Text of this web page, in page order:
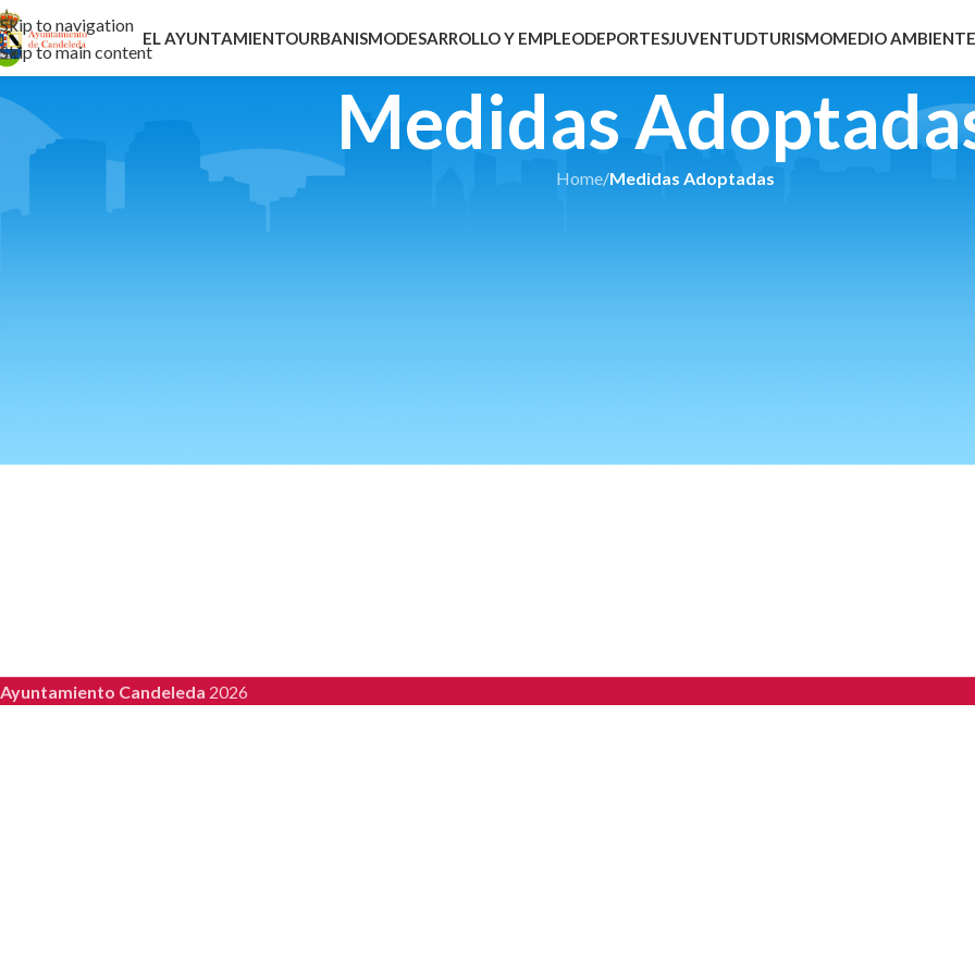
Skip to navigation
Skip to main content
EL AYUNTAMIENTOURBANISMODESARROLLO Y EMPLEODEPORTESJUVENTUDTURISMOMEDIO AMBIENTE
Medidas
Home/Medidas Adoptadas
Ayuntamiento Candeleda 2026